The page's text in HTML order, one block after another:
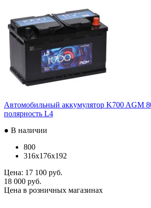
Автомобильный аккумулятор K700 AGM
полярность L4
● В наличии
800
316x176x192
Цена: 17 100 руб.
18 000 руб.
Цена в розничных магазинах